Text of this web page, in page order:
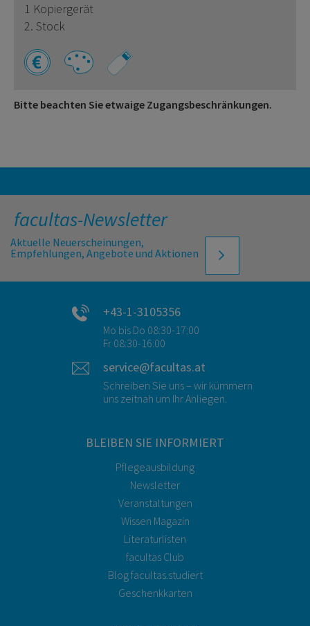
1 Kopiergerät
2. Stock
Bitte beachten Sie etwaige Zugangsbeschränkungen.
facultas-Newsletter
Aktuelle Neuerscheinungen,
Empfehlungen, Angebote und Aktionen
+43-1-3105356
Mo bis Do 08:30-17:00
Fr 08:30-16:00
service@facultas.at
Schreiben Sie uns – wir kümmern
uns zeitnah um Ihr Anliegen.
BLEIBEN SIE INFORMIERT
Pflegeausbildung
Newsletter
Veranstaltungen
Wissen Magazin
Literaturlisten
facultas Club
Blog facultas.studiert
Geschenkkarten